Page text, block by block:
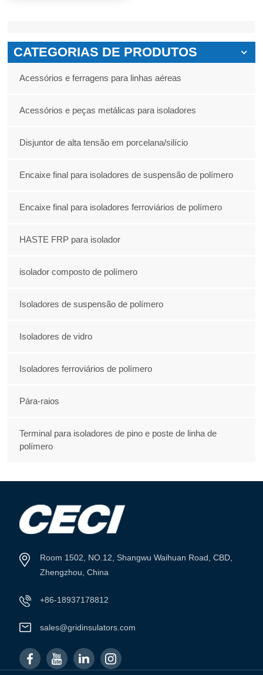
CATEGORIAS DE PRODUTOS
Acessórios e ferragens para linhas aéreas
Acessórios e peças metálicas para isoladores
Disjuntor de alta tensão em porcelana/silício
Encaixe final para isoladores de suspensão de polímero
Encaixe final para isoladores ferroviários de polímero
HASTE FRP para isolador
isolador composto de polímero
Isoladores de suspensão de polímero
Isoladores de vidro
Isoladores ferroviários de polímero
Pára-raios
Terminal para isoladores de pino e poste de linha de
polímero
Room 1502, NO.12, Shangwu Waihuan Road, CBD,
Zhengzhou, China
+86-18937178812
sales@gridinsulators.com